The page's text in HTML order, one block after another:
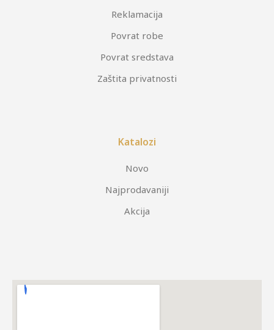
Reklamacija
Povrat robe
Povrat sredstava
Zaštita privatnosti
Katalozi
Novo
Najprodavaniji
Akcija